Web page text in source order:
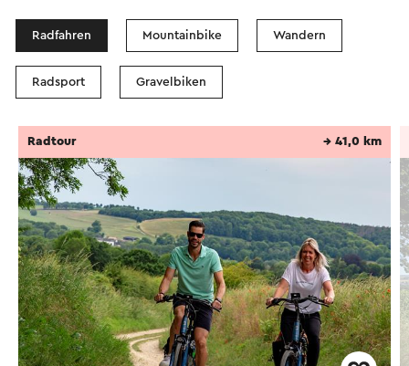
Radfahren Mountainbike Wandern
Radsport Gravelbiken
Radtour → 41,0 km